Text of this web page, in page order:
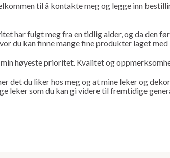
til å kontakte meg og legge inn
har fulgt meg fra en tidlig alder, og da den
du kan finne mange fine produkter laget
høyeste prioritet. Kvalitet og
det du liker hos meg og at mine leker og
leker som du kan gi videre til fremtidige